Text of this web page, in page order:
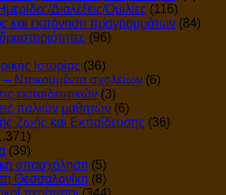
Διαλέξεις/Ομιλίες (116)
και εκπόνηση προγραμμάτων (84)
(96)
Ιστορίας (36)
– Ντοκουμέντα σχολείων (6)
εκπαιδευτικών (3)
παλιών μαθητών (6)
Ζωής και Εκπαίδευσης (36)
(39)
απασχόληση (5)
Θεσσαλονίκη (8)